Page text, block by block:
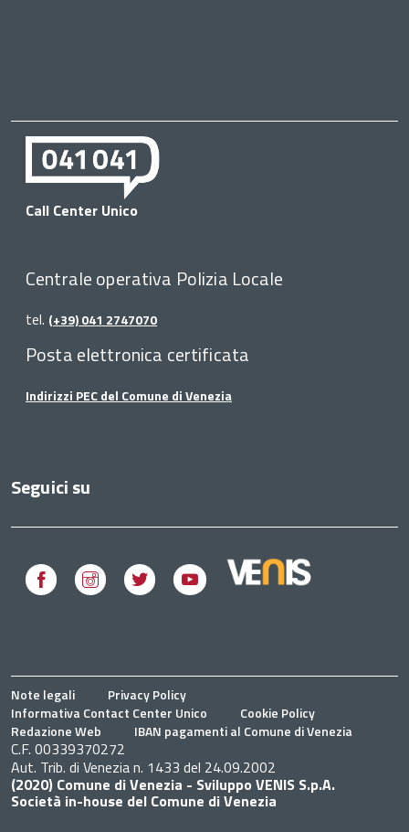
Call Center Unico
Centrale operativa Polizia Locale
tel. (+39) 041 2747070
Posta elettronica certificata
Indirizzi PEC del Comune di Venezia
Seguici su
Facebook Instagram Twitter Youtube
Note legali
Privacy Policy
Informativa Contact Center Unico
Cookie Policy
Redazione Web
IBAN pagamenti al Comune di Venezia
C.F. 00339370272
Aut. Trib. di Venezia n. 1433 del 24.09.2002
(2020) Comune di Venezia - Sviluppo VENIS S.p.A.
Società in-house del Comune di Venezia